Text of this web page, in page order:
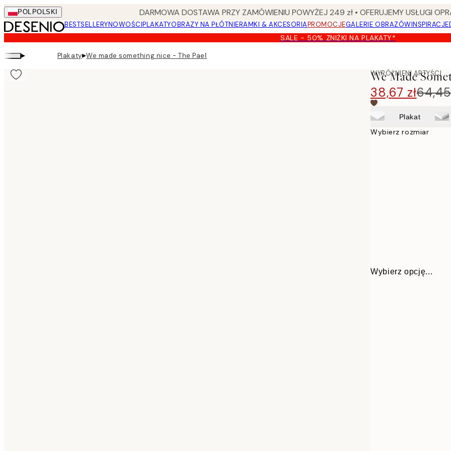
Skip
to
main
content.
POL POLSKI DARMOWA DOSTAWA PRZY ZAMÓWIENIU POWYŻEJ 249 zł • OFERUJEMY USŁUGI
BESTSELLERYNOWOŚCIPLAKATYOBRAZY NA PŁÓTNIERAMKI & AKCESORIAPROMOCJEGALERIE OBRAZÓWINSPIRACJE
SALE - 50% ZNIŻKI NA PLAKATY*
▸ Plakaty▸We made something nice - The Paella Plakat
WYRÓŻNIENI ARTYŚCI
We Made
38,67 zł64,45
Plakat
Wybierz rozmiar
Wybierz opcję...